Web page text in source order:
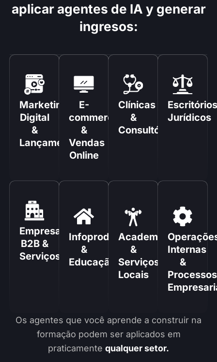
aplicar agentes de IA y generar
ingresos:
Marketing
Digital
&
Lançamentos
E-
commerce
&
Vendas
Online
Clínicas
&
Consultórios
Escritórios
Jurídicos
Empresas
B2B &
Serviços
Infoprodutores
&
Educação
Academias
&
Serviços
Locais
Internas
&
Processos
Os agentes que você aprende a construir na
formação podem ser aplicados em
praticamente qualquer setor.